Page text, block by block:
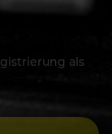
als